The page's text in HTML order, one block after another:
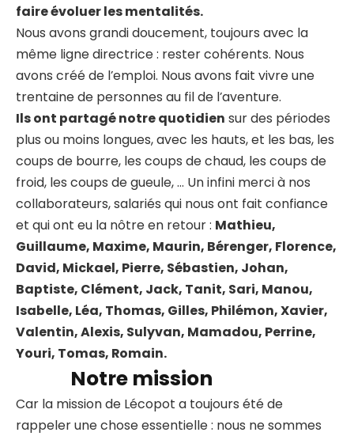
faire évoluer les mentalités.
Nous avons grandi doucement, toujours avec la
même ligne directrice : rester cohérents. Nous
avons créé de l’emploi. Nous avons fait vivre une
trentaine de personnes au fil de l’aventure.
Ils ont partagé notre quotidien sur des périodes
plus ou moins longues, avec les hauts, et les bas, les
coups de bourre, les coups de chaud, les coups de
froid, les coups de gueule, … Un infini merci à nos
collaborateurs, salariés qui nous ont fait confiance
et qui ont eu la nôtre en retour : Mathieu,
Guillaume, Maxime, Maurin, Bérenger, Florence,
David, Mickael, Pierre, Sébastien, Johan,
Baptiste, Clément, Jack, Tanit, Sari, Manou,
Isabelle, Léa, Thomas, Gilles, Philémon, Xavier,
Valentin, Alexis, Sulyvan, Mamadou, Perrine,
Youri, Tomas, Romain.
Notre mission
Car la mission de Lécopot a toujours été de
rappeler une chose essentielle : nous ne sommes